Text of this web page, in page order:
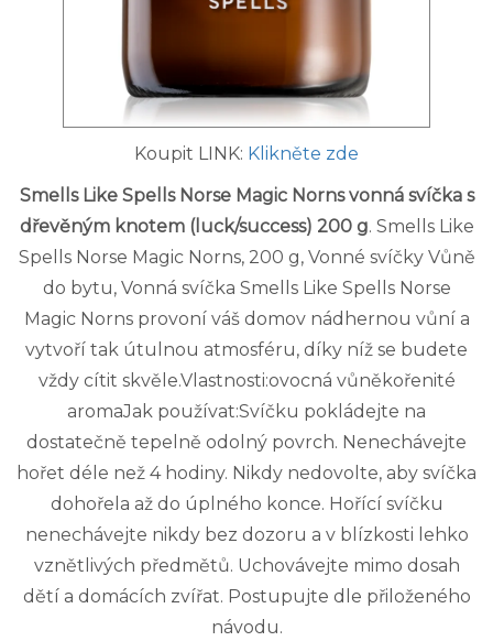
Koupit LINK: Klikněte zde
Smells Like Spells Norse Magic Norns vonná svíčka s
dřevěným knotem (luck/success) 200 g. Smells Like
Spells Norse Magic Norns, 200 g, Vonné svíčky Vůně
do bytu, Vonná svíčka Smells Like Spells Norse
Magic Norns provoní váš domov nádhernou vůní a
vytvoří tak útulnou atmosféru, díky níž se budete
vždy cítit skvěle.Vlastnosti:ovocná vůněkořenité
aromaJak používat:Svíčku pokládejte na
dostatečně tepelně odolný povrch. Nenechávejte
hořet déle než 4 hodiny. Nikdy nedovolte, aby svíčka
dohořela až do úplného konce. Hořící svíčku
nenechávejte nikdy bez dozoru a v blízkosti lehko
vznětlivých předmětů. Uchovávejte mimo dosah
dětí a domácích zvířat. Postupujte dle přiloženého
návodu.